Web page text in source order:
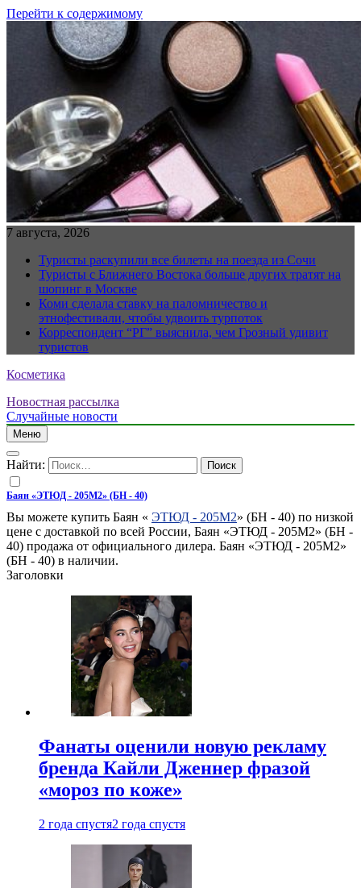
Перейти к содержимому
7 августа, 2026
Туристы раскупили все билеты на поезда из Сочи
Туристы с Ближнего Востока больше других тратят на
шопинг в Москве
Коми сделала ставку на паломничество и
этнофестивали, чтобы удвоить турпоток
Корреспондент “РГ” выяснила, чем Грозный удивит
туристов
Косметика
Новостная рассылка
Случайные новости
Меню
Найти:
Баян «ЭТЮД - 205М2» (БН - 40)
Вы можете купить Баян « ЭТЮД - 205М2» (БН - 40) по низкой
цене с доставкой по всей России, Баян «ЭТЮД - 205М2» (БН -
40) продажа от официального дилера. Баян «ЭТЮД - 205М2»
(БН - 40) в наличии.
Заголовки
Фанаты оценили новую рекламу
бренда Кайли Дженнер фразой
«мороз по коже»
2 года спустя2 года спустя